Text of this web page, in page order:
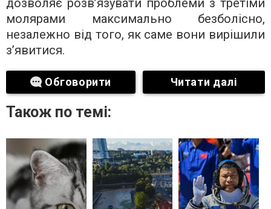
молярами максимально безболісно,
незалежно від того, як саме вони вирішили
з’явитися.
Обговорити Читати далі
Також по темі: